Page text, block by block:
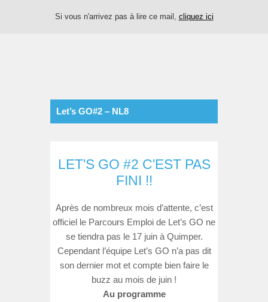
Si vous n'arrivez pas à lire ce mail, cliquez ici
Let’s GO#2 – NL8
LET'S GO #2 C'EST PAS
FINI !!
Après de nombreux mois d’attente, c’est
officiel le Parcours Emploi de Let’s GO ne
se tiendra pas le 17 juin à Quimper.
Cependant l’équipe Let’s GO n’a pas dit
son dernier mot et compte bien faire le
buzz au mois de juin !
Au programme